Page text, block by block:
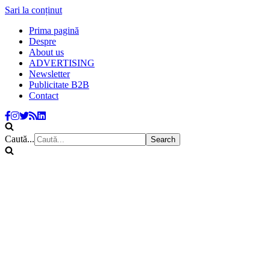
Sari la conținut
Prima pagină
Despre
About us
ADVERTISING
Newsletter
Publicitate B2B
Contact
Caută...